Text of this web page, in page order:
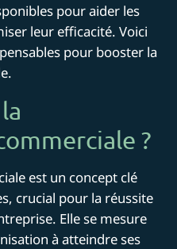
pour aider les
leur efficacité. Voici
pour booster la
?
est un concept clé
crucial pour la réussite
Elle se mesure
à atteindre ses